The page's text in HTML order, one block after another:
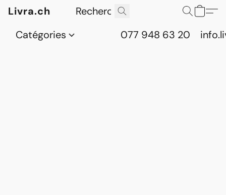
Livra.ch
Catégories
077 948 63 20